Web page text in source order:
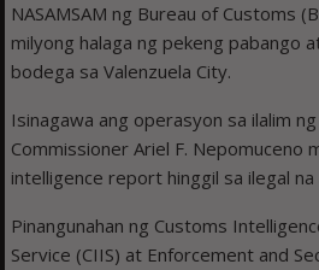
NASAMSAM ng Bureau of Customs
milyong halaga ng pekeng pabango
bodega sa Valenzuela City.
Isinagawa ang operasyon sa ilalim
Commissioner Ariel F. Nepomuceno
intelligence report hinggil sa ilegal na
Pinangunahan ng Customs
Service (CIIS) at Enforcement and